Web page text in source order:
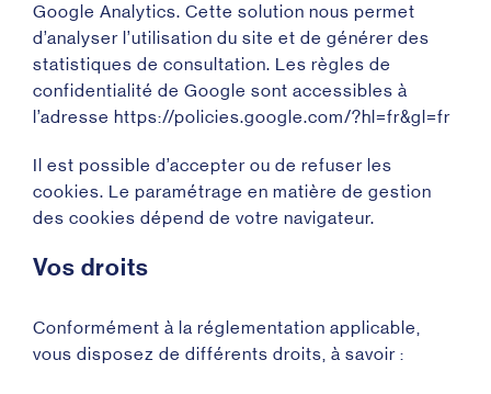
Google Analytics. Cette solution nous permet
d’analyser l’utilisation du site et de générer des
statistiques de consultation. Les règles de
confidentialité de Google sont accessibles à
l’adresse https://policies.google.com/?hl=fr&gl=fr
Il est possible d’accepter ou de refuser les
cookies. Le paramétrage en matière de gestion
des cookies dépend de votre navigateur.
Vos droits
Conformément à la réglementation applicable,
vous disposez de différents droits, à savoir :